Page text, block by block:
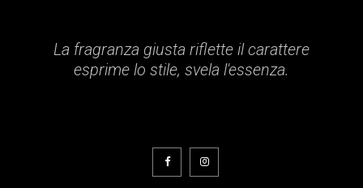
La fragranza giusta riflette il carattere
esprime lo stile, svela l'essenza.